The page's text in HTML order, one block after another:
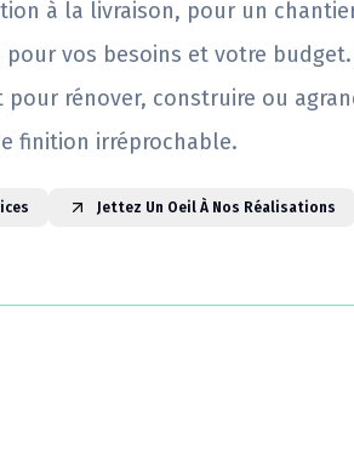
à la livraison, pour un
vos besoins et votre budget.
rénover, construire ou
finition irréprochable.
Jettez Un Oeil À Nos Réalisations